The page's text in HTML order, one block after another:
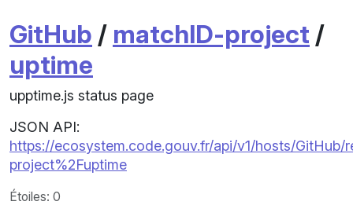
GitHub / matchID-project /
uptime
upptime.js status page
JSON API:
https://ecosystem.code.gouv.fr/api/v1/hosts/GitHub/
project%2Fuptime
Étoiles: 0